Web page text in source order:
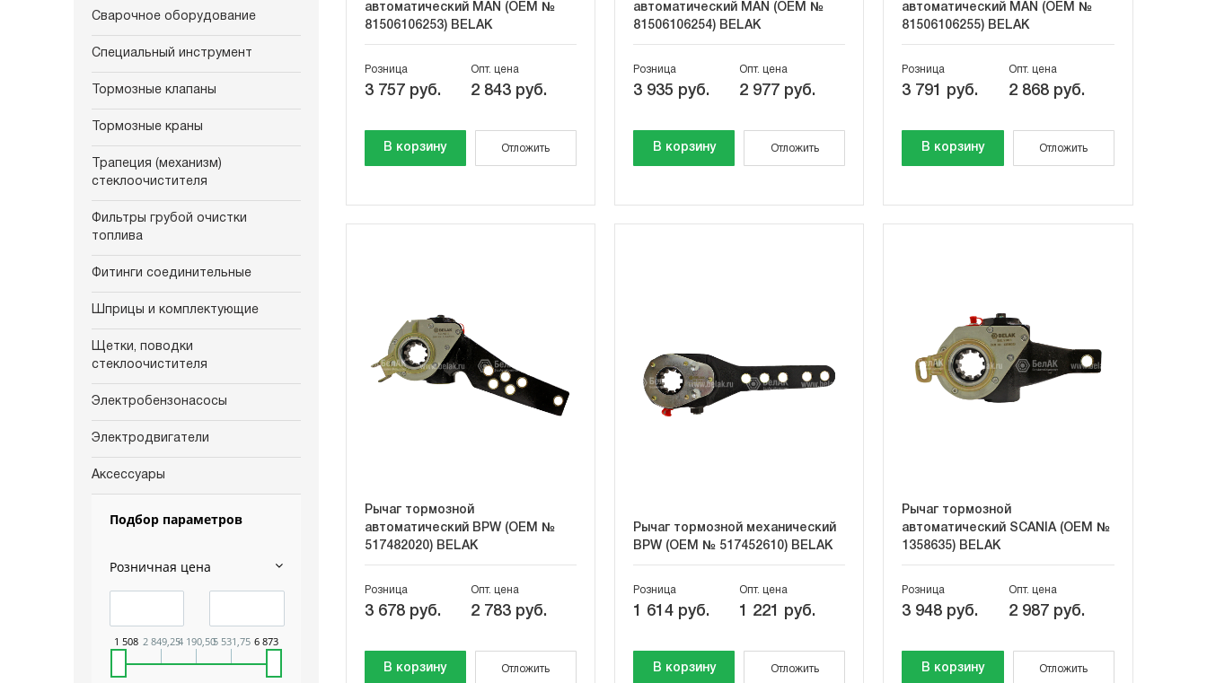
Сварочное оборудование
Специальный инструмент
Тормозные клапаны
Тормозные краны
Трапеция (механизм)
стеклоочистителя
Фильтры грубой очистки
топлива
Фитинги соединительные
Шприцы и комплектующие
Щетки, поводки
стеклоочистителя
Электробензонасосы
Электродвигатели
Аксессуары
Подбор параметров
Розничная цена
1 508 2 849,254 190,505 531,75 6 873
автоматический MAN (OEM №
81506106253) BELAK
Розница
3 757 руб.
Опт. цена
2 843 руб.
В корзину Отложить
автоматический MAN (OEM №
81506106254) BELAK
Розница
3 935 руб.
Опт. цена
2 977 руб.
В корзину Отложить
автоматический MAN (OEM №
81506106255) BELAK
Розница
3 791 руб.
Опт. цена
2 868 руб.
В корзину Отложить
Рычаг тормозной
автоматический BPW (OEM №
517482020) BELAK
Розница
3 678 руб.
Опт. цена
2 783 руб.
В корзину Отложить
Рычаг тормозной механический
BPW (OEM № 517452610) BELAK
Розница
1 614 руб.
Опт. цена
1 221 руб.
В корзину Отложить
Рычаг тормозной
автоматический SCANIA (OEM №
1358635) BELAK
Розница
3 948 руб.
Опт. цена
2 987 руб.
В корзину Отложить